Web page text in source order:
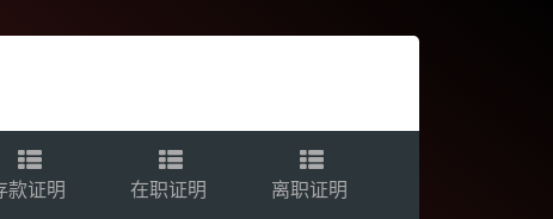
款证明 在职证明 离职证明